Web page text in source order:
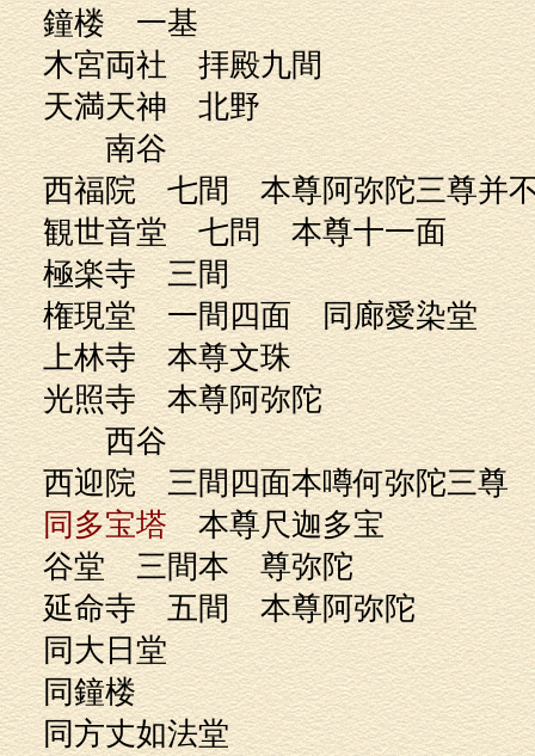
鐘楼 一基
木宮両社 拝殿九
天満天神 北
南谷
西福院 七間 本尊阿弥陀三尊并
観世音堂 七問 本尊十
極楽寺 三間
権現堂 一間四面 同廊愛
上林寺 本尊文珠
光照寺 本尊阿
西谷
西迎院 三間四面本噂何弥
同多宝塔本尊尺迦多宝
谷堂 三間本 尊
延命寺 五間 本尊阿弥
同大日堂
同鐘楼 同光
同方丈如法堂 光